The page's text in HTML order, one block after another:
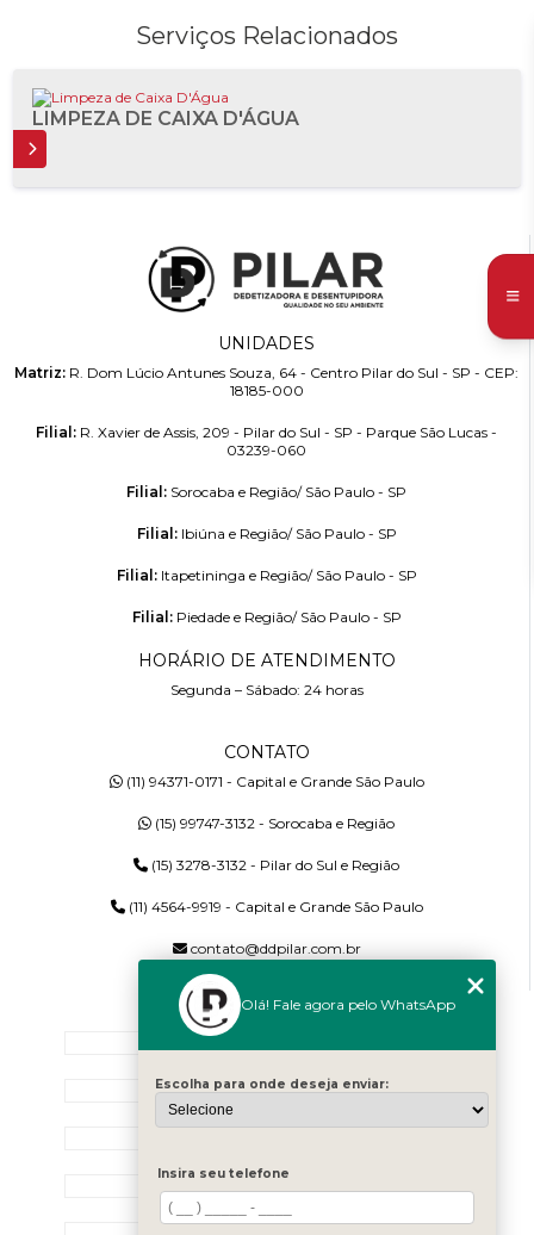
Serviços Relacionados
LIMPEZA DE CAIXA D'ÁGUA
UNIDADES
Matriz: R. Dom Lúcio Antunes Souza, 64 - Centro Pilar do Sul - SP - CEP:
18185-000
Filial: R. Xavier de Assis, 209 - Pilar do Sul - SP - Parque São Lucas -
03239-060
Filial: Sorocaba e Região/ São Paulo - SP
Filial: Ibiúna e Região/ São Paulo - SP
Filial: Itapetininga e Região/ São Paulo - SP
Filial: Piedade e Região/ São Paulo - SP
HORÁRIO DE ATENDIMENTO
Segunda – Sábado: 24 horas
CONTATO
(11) 94371-0171 - Capital e Grande São Paulo
(15) 99747-3132 - Sorocaba e Região
(15) 3278-3132 - Pilar do Sul e Região
(11) 4564-9919 - Capital e Grande São Paulo
contato@ddpilar.com.br
MENU
Quem Somos
Olá! Fale agora pelo WhatsApp
Escolha para onde deseja enviar:
Insira seu telefone